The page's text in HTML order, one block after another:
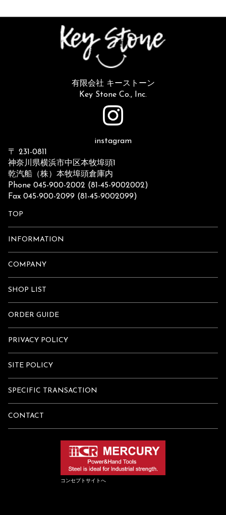
有限会社 キーストーン
Key Stone Co., Inc.
instagram
〒 231-0811
神奈川県横浜市中区本牧埠頭1
乾汽船（株）本牧埠頭倉庫内
Phone 045-900-2002 (81-45-9002002)
Fax 045-900-2099 (81-45-9002099)
TOP
INFORMATION
COMPANY
SHOP LIST
ORDER GUIDE
PRIVACY POLICY
SITE POLICY
SPECIFIC TRANSACTION
CONTACT
コンセプトサイトへ